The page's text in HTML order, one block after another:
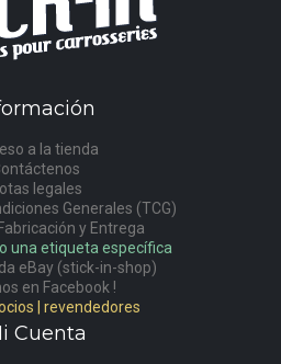
a la tienda
legales
Generales (TCG)
y Entrega
una etiqueta específica
eBay (stick-in-shop)
en Facebook !
| revendedores
Cuenta